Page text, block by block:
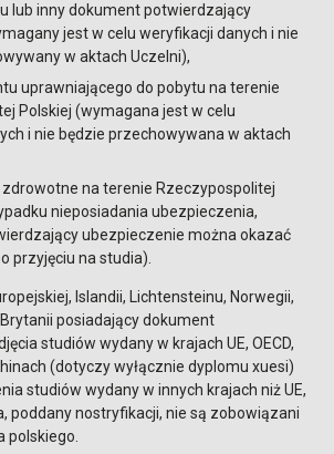
lub inny dokument potwierdzający
jest w celu weryfikacji danych i nie
w aktach Uczelni),
uprawniającego do pobytu na terenie
Polskiej (wymagana jest w celu
i nie będzie przechowywana w aktach
na terenie Rzeczypospolitej
nieposiadania ubezpieczenia,
ubezpieczenie można okazać
przyjęciu na studia).
Islandii, Lichtensteinu, Norwegii,
posiadający dokument
studiów wydany w krajach UE, OECD,
(dotyczy wyłącznie dyplomu xuesi)
studiów wydany w innych krajach niż UE,
poddany nostryfikacji, nie są zobowiązani
polskiego.